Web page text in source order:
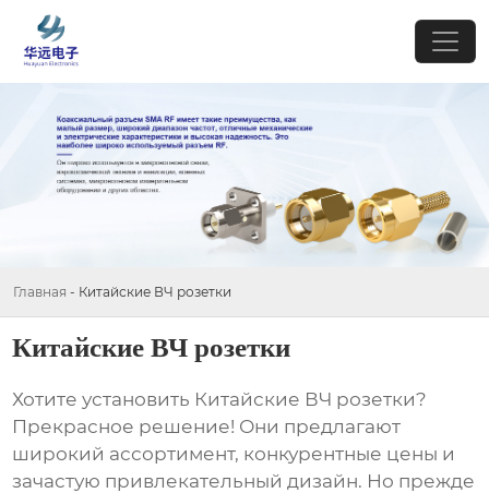
Главная - Китайские ВЧ розетки
Китайские ВЧ розетки
Хотите установить Китайские ВЧ розетки?
Прекрасное решение! Они предлагают
широкий ассортимент, конкурентные цены и
зачастую привлекательный дизайн. Но прежде